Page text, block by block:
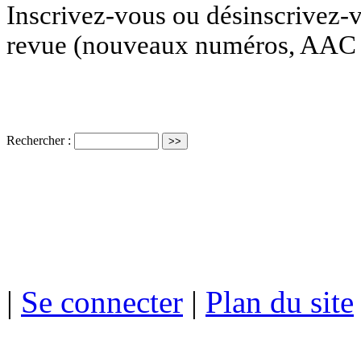
Inscrivez-vous ou
revue (nouveaux numéros,
Rechercher :
| Se connecter | Plan du site